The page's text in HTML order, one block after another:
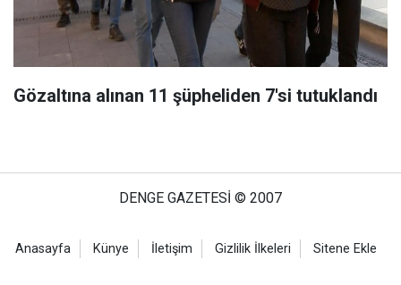
Gözaltına alınan 11 şüpheliden 7'si tutuklandı
DENGE GAZETESİ © 2007
Anasayfa Künye İletişim Gizlilik İlkeleri Sitene Ekle